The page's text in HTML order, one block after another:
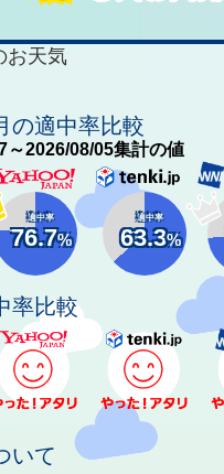
お天気
の適中率比較
2026/08/05集計の値
適中率
76.7%
適中率
63.3%
率比較
いて